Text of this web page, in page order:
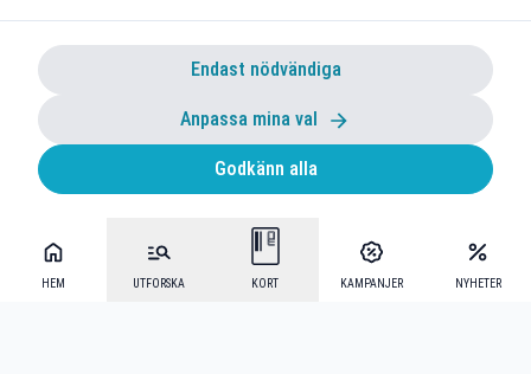
HEM UTFORSKA KORT KAMPANJER NYHETER
Endast nödvändiga
Anpassa mina val
Godkänn alla